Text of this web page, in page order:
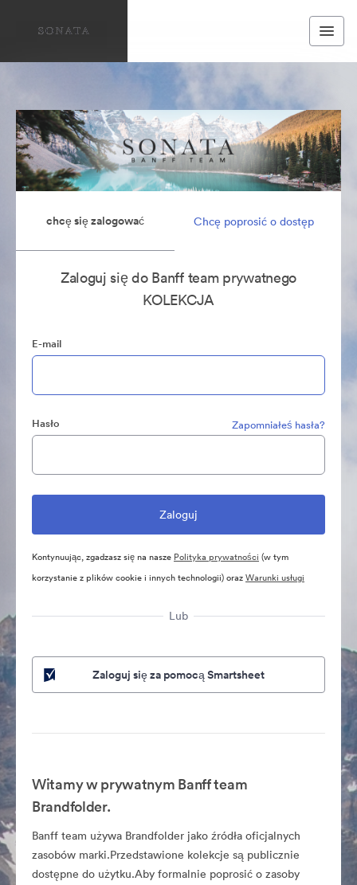
chcę się zalogować Chcę poprosić o dostęp
Zaloguj się do Banff team prywatnego
KOLEKCJA
E-mail
Hasło Zapomniałeś hasła?
Kontynuując, zgadzasz się na nasze Polityka prywatności (w tym
korzystanie z plików cookie i innych technologii) orazWarunki usługi
Lub
Zaloguj się za pomocą Smartsheet
Witamy w prywatnym Banff team
Brandfolder.
Banff team używa Brandfolder jako źródła oficjalnych
zasobów marki.Przedstawione kolekcje są publicznie
dostępne do użytku.Aby formalnie poprosić o zasoby